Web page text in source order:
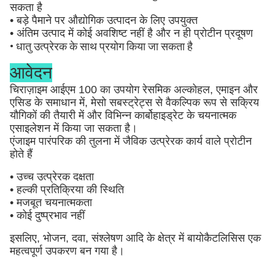
सकता है
• बड़े पैमाने पर औद्योगिक उत्पादन के लिए उपयुक्त
• अंतिम उत्पाद में कोई अवशिष्ट नहीं है और न ही प्रोटीन प्रदूषण
• धातु उत्प्रेरक के साथ प्रयोग किया जा सकता है
आवेदन
चिराज़ाइम आईएम 100 का उपयोग रेसमिक अल्कोहल, एमाइन और
एसिड के समाधान में, मेसो सबस्ट्रेट्स से वैकल्पिक रूप से सक्रिय
यौगिकों की तैयारी में और विभिन्न कार्बोहाइड्रेट के चयनात्मक
एसाइलेशन में किया जा सकता है।
एंजाइम पारंपरिक की तुलना में जैविक उत्प्रेरक कार्य वाले प्रोटीन
होते हैं
• उच्च उत्प्रेरक दक्षता
• हल्की प्रतिक्रिया की स्थिति
• मजबूत चयनात्मकता
• कोई दुष्प्रभाव नहीं
इसलिए, भोजन, दवा, संश्लेषण आदि के क्षेत्र में बायोकैटलिसिस एक
महत्वपूर्ण उपकरण बन गया है।